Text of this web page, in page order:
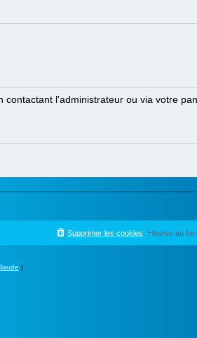
l'administrateur ou via votre
Heures au
Supprimer les cookies
)